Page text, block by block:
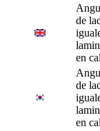
de
en
de
en